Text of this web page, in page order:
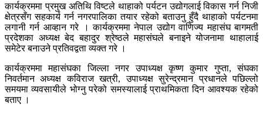
कार्यक्रममा प्रमुख अतिथि विष्टले थाहाको पर्यटन उद्योगलाई विकास गर्न निजी
क्षेत्रसँग सहकार्य गर्न नगरपालिका तयार रहेको बताउनु हुँदै थाहाको पर्यटनमा
लगानी गर्न आव्हान गरे । कार्यक्रममा नेपाल उद्योग वाणिज्य महासंघ बागमती
प्रदेशका अध्यक्ष बेद बहादुर श्रेष्ठले महासंघले बनाइने योजनामा थाहालाई
समेटेर बनाउने प्रतिवद्वता व्यक्त गरे ।
कार्यक्रममा महासंघका जिल्ला नगर उपाध्यक्ष कृष्ण कुमार गुप्ता, संघका
निवर्तमान अध्यक्ष कविराज खत्री, उपाध्यक्ष सुरेन्द्रमान प्रधानले पछिल्लो
समयमा व्यवसायीले भोग्नु परेको समस्यालाई प्राथमिकता दिन आवश्यक रहेको
बताए ।